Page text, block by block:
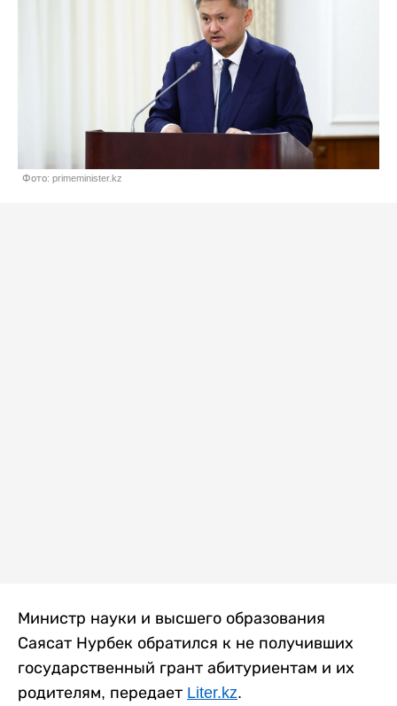
Фото: primeminister.kz
Министр науки и высшего образования
Саясат Нурбек обратился к не получивших
государственный грант абитуриентам и их
родителям, передает Liter.kz.